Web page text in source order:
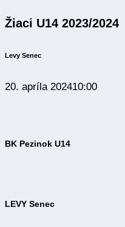
Žiaci U14 2023/2024
Levy Senec
20. apríla 202410:00
BK Pezinok U14
LEVY Senec